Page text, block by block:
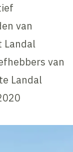
van
Landal
van
Landal